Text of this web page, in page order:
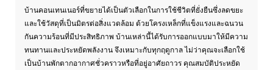
บ้านคอนเทนเนอร์ที่ขยายได้เป็นตัวเลือกในการใช้ชีวิตที่ยั่งยืนซึ่งลดขยะ
และใช้วัสดุที่เป็นมิตรต่อสิ่งแวดล้อม ด้วยโครงเหล็กที่แข็งแรงและฉนวน
กันความร้อนที่มีประสิทธิภาพ บ้านเหล่านี้ได้รับการออกแบบมาให้มีความ
ทนทานและประหยัดพลังงาน จึงเหมาะกับทุกฤดูกาล ไม่ว่าคุณจะเลือกใช้
เป็นบ้านพักตากอากาศชั่วคราวหรือที่อยู่อาศัยถาวร คุณสมบัติประหยัด